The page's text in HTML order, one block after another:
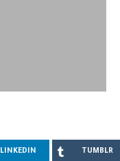
LINKEDIN TUMBLR